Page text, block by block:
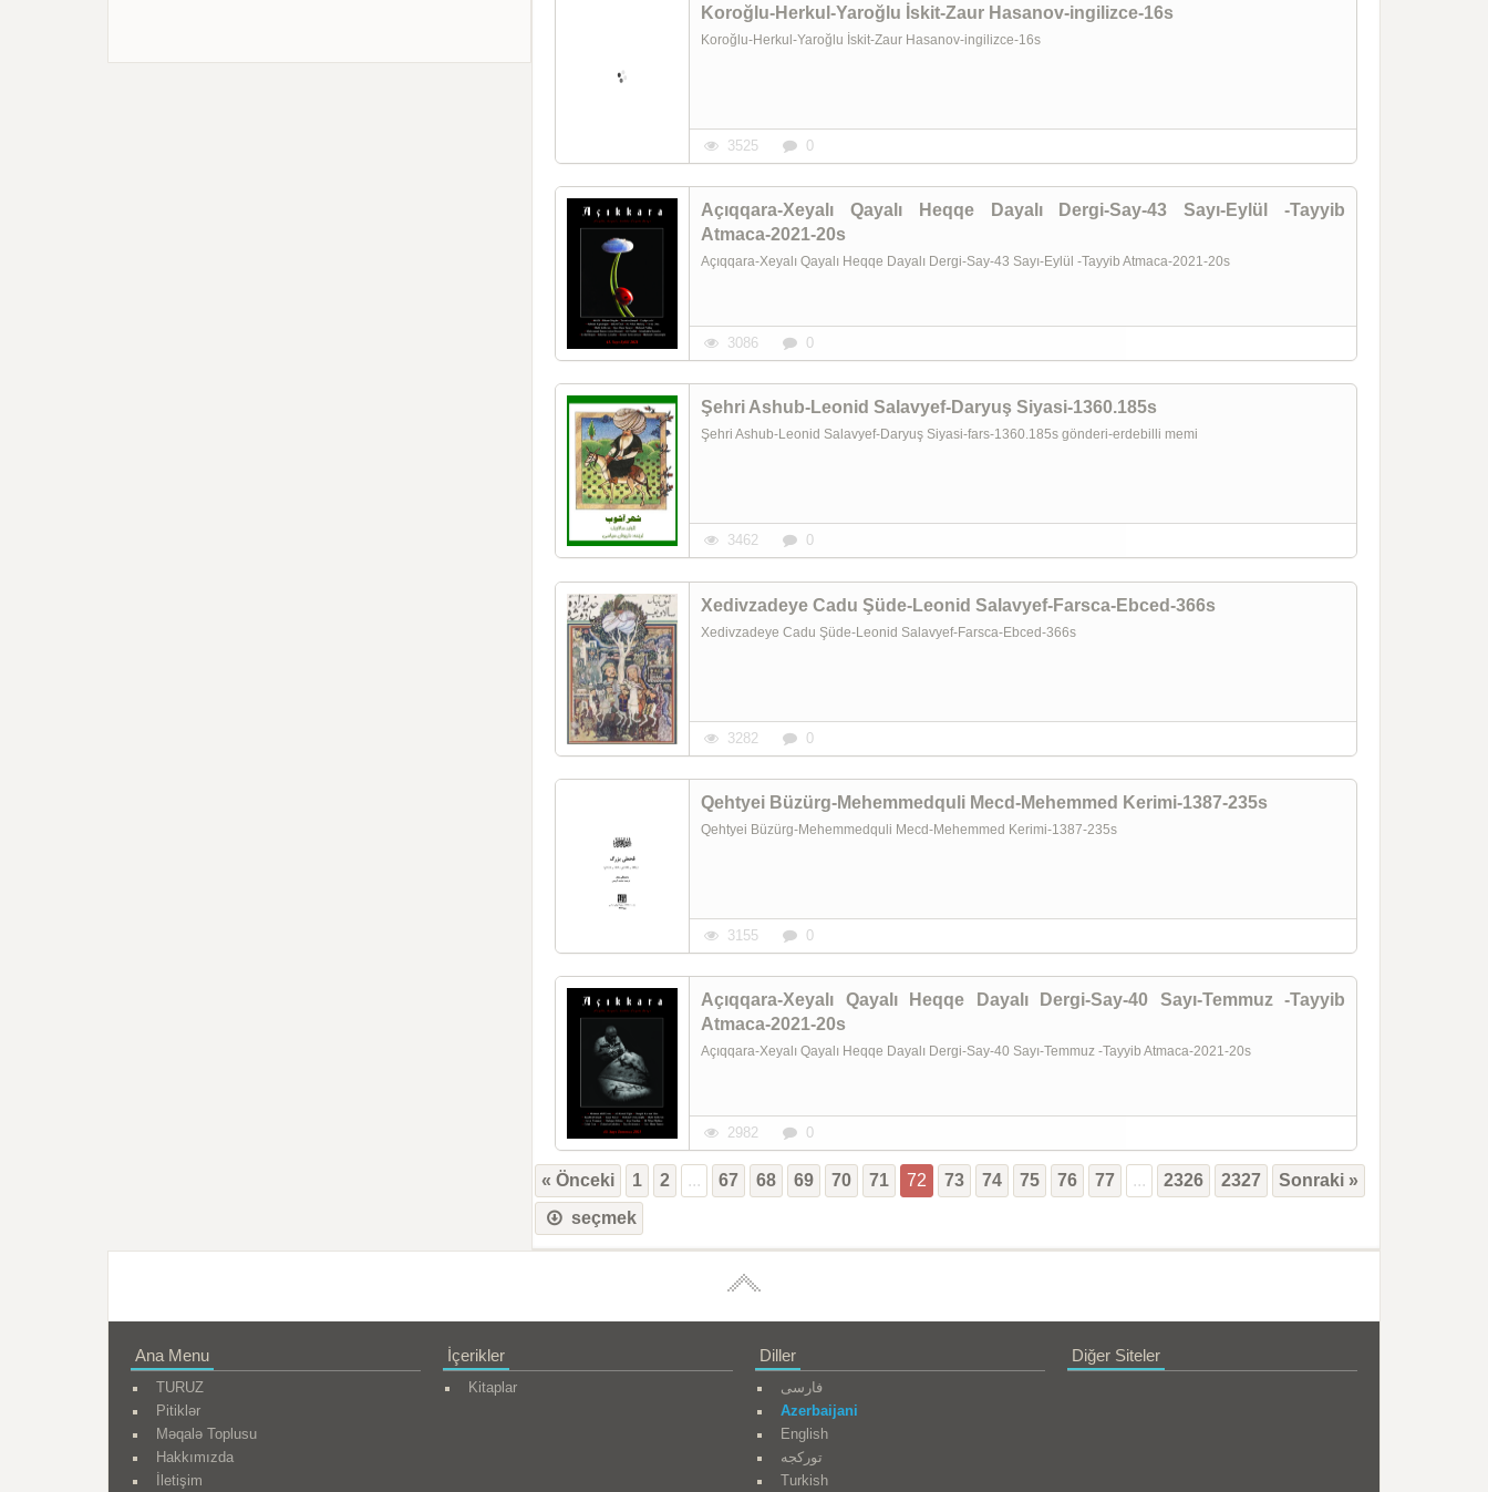
Koroğlu-Herkul-Yaroğlu İskit-Zaur Hasanov-ingilizce-16s
Koroğlu-Herkul-Yaroğlu İskit-Zaur Hasanov-ingilizce-16s
3525 0
Açıqqara-Xeyalı Qayalı Heqqe Dayalı Dergi-Say-43 Sayı-Eylül -Tayyib
Atmaca-2021-20s
Açıqqara-Xeyalı Qayalı Heqqe Dayalı Dergi-Say-43 Sayı-Eylül -Tayyib Atmaca-2021-20s
3086 0
Şehri Ashub-Leonid Salavyef-Daryuş Siyasi-1360.185s
Şehri Ashub-Leonid Salavyef-Daryuş Siyasi-fars-1360.185s gönderi-erdebilli memi
3462 0
Xedivzadeye Cadu Şüde-Leonid Salavyef-Farsca-Ebced-366s
Xedivzadeye Cadu Şüde-Leonid Salavyef-Farsca-Ebced-366s
3282 0
Qehtyei Büzürg-Mehemmedquli Mecd-Mehemmed Kerimi-1387-235s
Qehtyei Büzürg-Mehemmedquli Mecd-Mehemmed Kerimi-1387-235s
3155 0
Açıqqara-Xeyalı Qayalı Heqqe Dayalı Dergi-Say-40 Sayı-Temmuz -Tayyib
Atmaca-2021-20s
Açıqqara-Xeyalı Qayalı Heqqe Dayalı Dergi-Say-40 Sayı-Temmuz -Tayyib Atmaca-2021-20s
2982 0
« Önceki 1 2 ... 67 68 69 70 71 72 73 74 75 76 77 ... 2326 2327
Sonraki »
seçmek
Diğer Siteler
Diller
فارسی
Azerbaijani
English
تورکجه
Turkish
İçerikler
Kitaplar
Ana Menu
TURUZ
Pitiklər
Məqalə Toplusu
Hakkımızda
İletişim